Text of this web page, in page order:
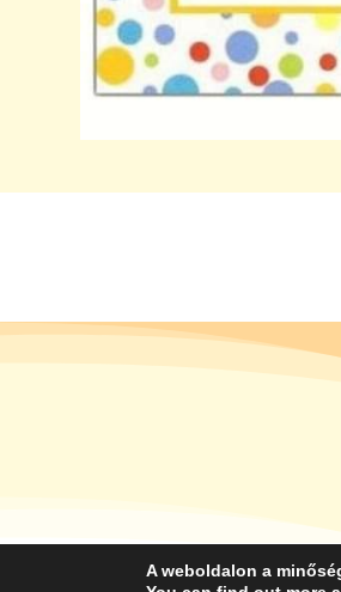
COPYRIGHT 2021. SZENT
A weboldalon a